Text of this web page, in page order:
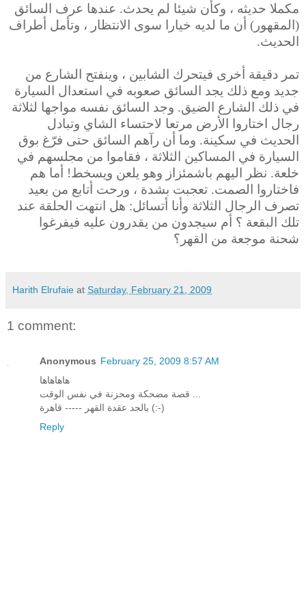
مكملا حديثه ، وكأن شيئا لم يحدث. عندها عرف السائق
(المقهور) أن ما لديه خيارا سوى الانتظار ، وتأمل أطراف
الحديث.
تمر دقيقة أخرى فيتحرك الشابين ، وينفتح الشارع من
جديد ومع ذلك يجد السائق صعوبه في استعدال السيارة
في ذلك الشارع الضيق. وجد السائق نفسه مواجها لثلاثة
رجال اختاروا الأرض مرتعا لاحتساء الشاي وتبادل
الحديث في سكينة. وما أن رآهم السائق حتى فرّغ بوق
السيارة في المساكين الثلاثة ، فقاموا من مجلسهم في
خلعة. نظر اليهم باشمئزاز وهو يلعن ويسخط! أما هم
فاختاروا الصمت. تعجبت بشدة ، ورحت أتابع من بعيد
تصرف الرجال الثلاثة وأنا أتسائل: هل انتهت الحلقة عند
تلك البقعة ؟ أم سيجدون من يقدرون عليه فيفرغوا
شحنة موجعة من القهر؟
Harith Elrufaie at Saturday, February 21, 2009
1 comment:
Anonymous February 25, 2009 8:57 AM
هاهاهاها
بالجد عقدة القهر ----- قاهرة (:-)
Reply